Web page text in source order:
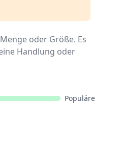
oder Größe. Es
Handlung oder
Populäre